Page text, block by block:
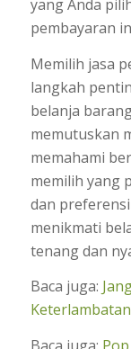
yang Anda
pembayaran
Memilih jasa
langkah
belanja
memutuskan
memahami
memilih yang
dan
menikmati
tenang dan
Baca juga: